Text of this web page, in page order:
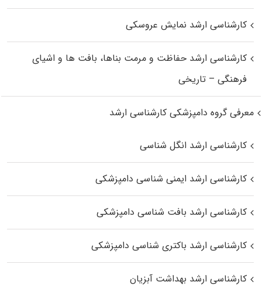
کارشناسی ارشد نمایش عروسکی
کارشناسی ارشد حفاظت و مرمت بناها، بافت‌ ها و اشیای
فرهنگی – تاریخی
معرفی گروه دامپزشکی کارشناسی ارشد
کارشناسی ارشد انگل شناسی
کارشناسی ارشد ایمنی‌ شناسی دامپزشکی
کارشناسی ارشد بافت‌ شناسی دامپزشکی
کارشناسی ارشد باکتری‌ شناسی دامپزشکی
کارشناسی ارشد بهداشت آبزیان